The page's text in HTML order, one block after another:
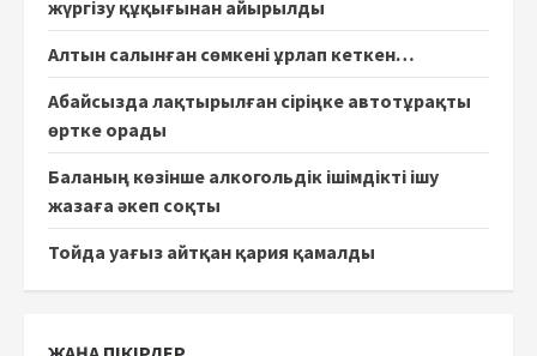
жүргізу құқығынан айырылды
Алтын салынған сөмкені ұрлап кеткен…
Абайсызда лақтырылған сіріңке автотұрақты
өртке орады
Баланың көзінше алкогольдік ішімдікті ішу
жазаға әкеп соқты
Тойда уағыз айтқан қария қамалды